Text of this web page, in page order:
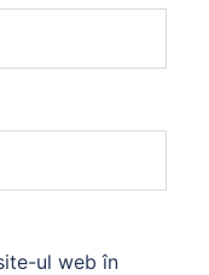
ul web în